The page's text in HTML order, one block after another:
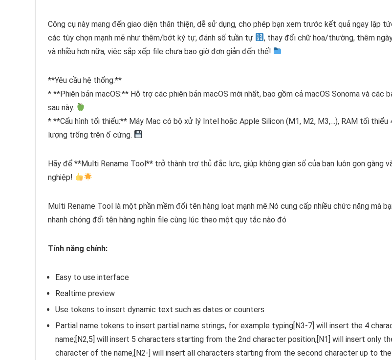
Công cụ này mang đến giao diện thân thiện, dễ sử dụng, cho phép bạn xem trước kết quả ngay lập
các tùy chọn mạnh mẽ như thêm/bớt ký tự, đánh số tuần tự
, thay đổi chữ hoa/thường, thêm
và nhiều hơn nữa, việc sắp xếp file chưa bao giờ đơn giản đến thế!
**Yêu cầu hệ thống:**
* **Phiên bản macOS:** Hỗ trợ các phiên bản macOS mới nhất, bao gồm cả macOS Sonoma và các
sau này.
* **Cấu hình tối thiểu:** Máy Mac có bộ xử lý Intel hoặc Apple Silicon (M1, M2, M3,…), RAM tối thiểu
lượng trống trên ổ cứng.
Hãy để **Multi Rename Tool** trở thành trợ thủ đắc lực, giúp không gian số của bạn luôn gọn gàng
nghiệp!
Multi Rename Tool là một phần mềm đổi tên hàng loạt mạnh mẽ.Nó cung cấp nhiều chức năng mà
nhanh chóng đổi tên hàng nghìn file cùng lúc theo một quy tắc nào đó
Tính năng chính:
Easy to use interface
Realtime preview
Use tokens to insert dynamic text such as dates or counters
Partial name tokens to insert partial name strings, for example typing[N3-7] will insert the 4
name;[N2,5] will insert 5 characters starting from the 2nd character position,[N1] will insert only
character of the name,[N2-] will insert all characters starting from the second character up to